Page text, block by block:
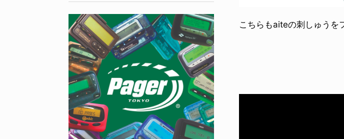
こちらもaiteの刺しゅう